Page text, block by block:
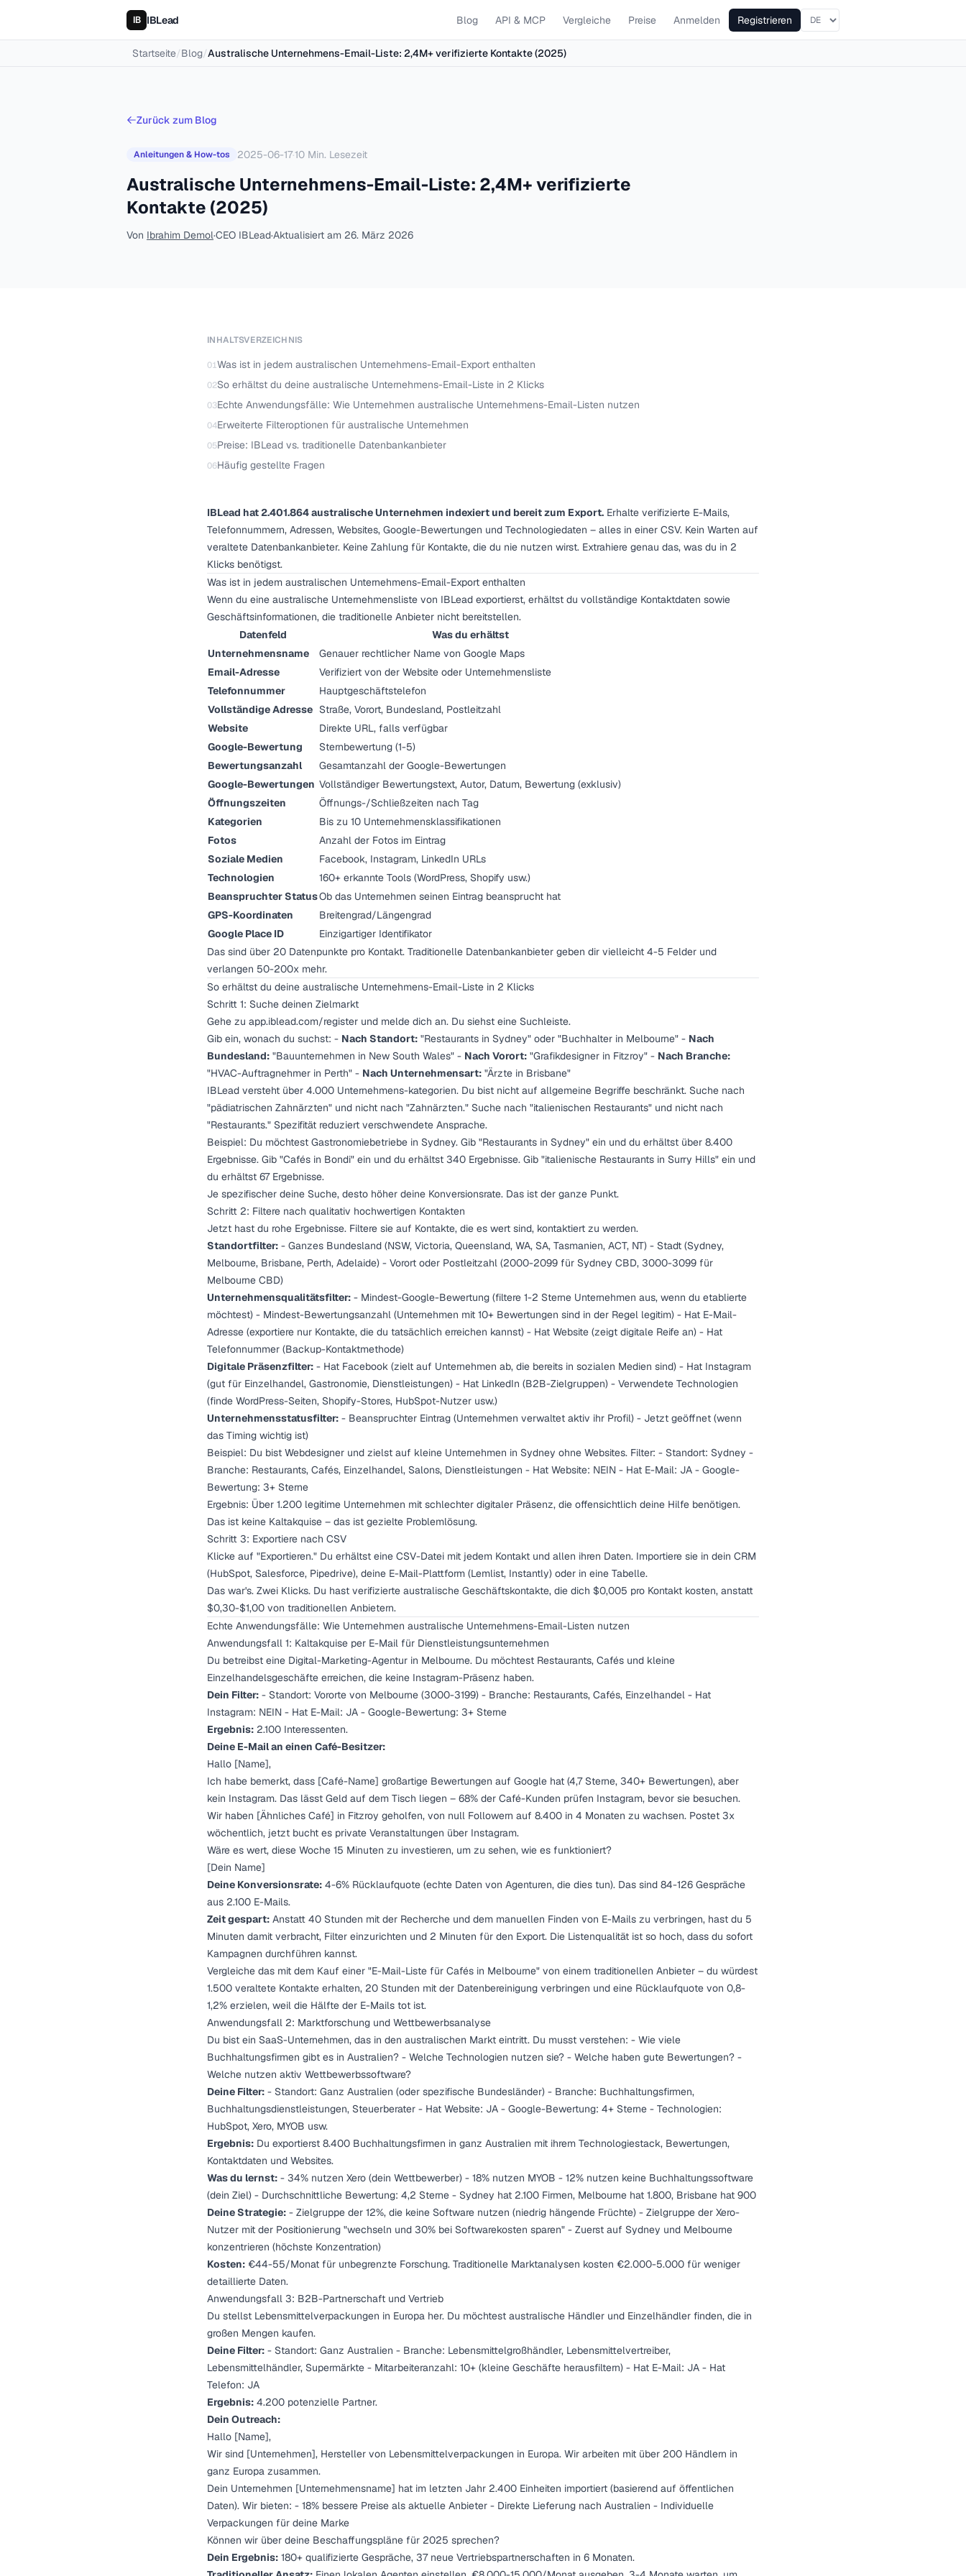
IBLead Blog API & MCP Vergleiche Preise Anmelden Registrieren
Startseite/Blog/Australische Unternehmens-Email-Liste: 2,4M+ verifizierte Kontakte (2025)
Zurück zum Blog
Anleitungen & How-tos 2025-06-17·10 Min. Lesezeit
Australische Unternehmens-Email-Liste: 2,4M+ verifizierte
Kontakte (2025)
Von Ibrahim Demol·CEO IBLead·Aktualisiert am 26. März 2026
INHALTSVERZEICHNIS
01Was ist in jedem australischen Unternehmens-Email-Export enthalten
02So erhältst du deine australische Unternehmens-Email-Liste in 2 Klicks
03Echte Anwendungsfälle: Wie Unternehmen australische Unternehmens-Email-Listen nutzen
04Erweiterte Filteroptionen für australische Unternehmen
05Preise: IBLead vs. traditionelle Datenbankanbieter
06Häufig gestellte Fragen
IBLead hat 2.401.864 australische Unternehmen indexiert und bereit zum Export. Erhalte verifizierte E-Mails,
Telefonnummern, Adressen, Websites, Google-Bewertungen und Technologiedaten – alles in einer CSV. Kein Warten auf
veraltete Datenbankanbieter. Keine Zahlung für Kontakte, die du nie nutzen wirst. Extrahiere genau das, was du in 2
Klicks benötigst.
Was ist in jedem australischen Unternehmens-Email-Export enthalten
Wenn du eine australische Unternehmensliste von IBLead exportierst, erhältst du vollständige Kontaktdaten sowie
Geschäftsinformationen, die traditionelle Anbieter nicht bereitstellen.
Datenfeld
Was du erhältst
Unternehmensname
Genauer rechtlicher Name von Google Maps
Email-Adresse
Verifiziert von der Website oder Unternehmensliste
Telefonnummer
Hauptgeschäftstelefon
Vollständige Adresse Straße, Vorort, Bundesland, Postleitzahl
Website
Direkte URL, falls verfügbar
Google-Bewertung
Sternbewertung (1-5)
Bewertungsanzahl
Gesamtanzahl der Google-Bewertungen
Google-Bewertungen Vollständiger Bewertungstext, Autor, Datum, Bewertung (exklusiv)
Öffnungszeiten
Öffnungs-/Schließzeiten nach Tag
Kategorien
Bis zu 10 Unternehmensklassifikationen
Fotos
Anzahl der Fotos im Eintrag
Soziale Medien
Facebook, Instagram, LinkedIn URLs
Technologien
160+ erkannte Tools (WordPress, Shopify usw.)
Beanspruchter StatusOb das Unternehmen seinen Eintrag beansprucht hat
GPS-Koordinaten
Breitengrad/Längengrad
Google Place ID
Einzigartiger Identifikator
Das sind über 20 Datenpunkte pro Kontakt. Traditionelle Datenbankanbieter geben dir vielleicht 4-5 Felder und
verlangen 50-200x mehr.
So erhältst du deine australische Unternehmens-Email-Liste in 2 Klicks
Schritt 1: Suche deinen Zielmarkt
Gehe zu app.iblead.com/register und melde dich an. Du siehst eine Suchleiste.
Gib ein, wonach du suchst: - Nach Standort: "Restaurants in Sydney" oder "Buchhalter in Melbourne" - Nach
Bundesland: "Bauunternehmen in New South Wales" - Nach Vorort: "Grafikdesigner in Fitzroy" - Nach Branche:
"HVAC-Auftragnehmer in Perth" - Nach Unternehmensart: "Ärzte in Brisbane"
IBLead versteht über 4.000 Unternehmens-kategorien. Du bist nicht auf allgemeine Begriffe beschränkt. Suche nach
"pädiatrischen Zahnärzten" und nicht nach "Zahnärzten." Suche nach "italienischen Restaurants" und nicht nach
"Restaurants." Spezifität reduziert verschwendete Ansprache.
Beispiel: Du möchtest Gastronomiebetriebe in Sydney. Gib "Restaurants in Sydney" ein und du erhältst über 8.400
Ergebnisse. Gib "Cafés in Bondi" ein und du erhältst 340 Ergebnisse. Gib "italienische Restaurants in Surry Hills" ein und
du erhältst 67 Ergebnisse.
Je spezifischer deine Suche, desto höher deine Konversionsrate. Das ist der ganze Punkt.
Schritt 2: Filtere nach qualitativ hochwertigen Kontakten
Jetzt hast du rohe Ergebnisse. Filtere sie auf Kontakte, die es wert sind, kontaktiert zu werden.
Standortfilter: - Ganzes Bundesland (NSW, Victoria, Queensland, WA, SA, Tasmanien, ACT, NT) - Stadt (Sydney,
Melbourne, Brisbane, Perth, Adelaide) - Vorort oder Postleitzahl (2000-2099 für Sydney CBD, 3000-3099 für
Melbourne CBD)
Unternehmensqualitätsfilter: - Mindest-Google-Bewertung (filtere 1-2 Sterne Unternehmen aus, wenn du etablierte
möchtest) - Mindest-Bewertungsanzahl (Unternehmen mit 10+ Bewertungen sind in der Regel legitim) - Hat E-Mail-
Adresse (exportiere nur Kontakte, die du tatsächlich erreichen kannst) - Hat Website (zeigt digitale Reife an) - Hat
Telefonnummer (Backup-Kontaktmethode)
Digitale Präsenzfilter: - Hat Facebook (zielt auf Unternehmen ab, die bereits in sozialen Medien sind) - Hat Instagram
(gut für Einzelhandel, Gastronomie, Dienstleistungen) - Hat LinkedIn (B2B-Zielgruppen) - Verwendete Technologien
(finde WordPress-Seiten, Shopify-Stores, HubSpot-Nutzer usw.)
Unternehmensstatusfilter: - Beanspruchter Eintrag (Unternehmen verwaltet aktiv ihr Profil) - Jetzt geöffnet (wenn
das Timing wichtig ist)
Beispiel: Du bist Webdesigner und zielst auf kleine Unternehmen in Sydney ohne Websites. Filter: - Standort: Sydney -
Branche: Restaurants, Cafés, Einzelhandel, Salons, Dienstleistungen - Hat Website: NEIN - Hat E-Mail: JA - Google-
Bewertung: 3+ Sterne
Ergebnis: Über 1.200 legitime Unternehmen mit schlechter digitaler Präsenz, die offensichtlich deine Hilfe benötigen.
Das ist keine Kaltakquise – das ist gezielte Problemlösung.
Schritt 3: Exportiere nach CSV
Klicke auf "Exportieren." Du erhältst eine CSV-Datei mit jedem Kontakt und allen ihren Daten. Importiere sie in dein CRM
(HubSpot, Salesforce, Pipedrive), deine E-Mail-Plattform (Lemlist, Instantly) oder in eine Tabelle.
Das war's. Zwei Klicks. Du hast verifizierte australische Geschäftskontakte, die dich $0,005 pro Kontakt kosten, anstatt
$0,30-$1,00 von traditionellen Anbietern.
Echte Anwendungsfälle: Wie Unternehmen australische Unternehmens-Email-Listen nutzen
Anwendungsfall 1: Kaltakquise per E-Mail für Dienstleistungsunternehmen
Du betreibst eine Digital-Marketing-Agentur in Melbourne. Du möchtest Restaurants, Cafés und kleine
Einzelhandelsgeschäfte erreichen, die keine Instagram-Präsenz haben.
Dein Filter: - Standort: Vororte von Melbourne (3000-3199) - Branche: Restaurants, Cafés, Einzelhandel - Hat
Instagram: NEIN - Hat E-Mail: JA - Google-Bewertung: 3+ Sterne
Ergebnis: 2.100 Interessenten.
Deine E-Mail an einen Café-Besitzer:
Hallo [Name],
Ich habe bemerkt, dass [Café-Name] großartige Bewertungen auf Google hat (4,7 Sterne, 340+ Bewertungen), aber
kein Instagram. Das lässt Geld auf dem Tisch liegen – 68% der Café-Kunden prüfen Instagram, bevor sie besuchen.
Wir haben [Ähnliches Café] in Fitzroy geholfen, von null Followern auf 8.400 in 4 Monaten zu wachsen. Postet 3x
wöchentlich, jetzt bucht es private Veranstaltungen über Instagram.
Wäre es wert, diese Woche 15 Minuten zu investieren, um zu sehen, wie es funktioniert?
[Dein Name]
Deine Konversionsrate: 4-6% Rücklaufquote (echte Daten von Agenturen, die dies tun). Das sind 84-126 Gespräche
aus 2.100 E-Mails.
Zeit gespart: Anstatt 40 Stunden mit der Recherche und dem manuellen Finden von E-Mails zu verbringen, hast du 5
Minuten damit verbracht, Filter einzurichten und 2 Minuten für den Export. Die Listenqualität ist so hoch, dass du sofort
Kampagnen durchführen kannst.
Vergleiche das mit dem Kauf einer "E-Mail-Liste für Cafés in Melbourne" von einem traditionellen Anbieter – du würdest
1.500 veraltete Kontakte erhalten, 20 Stunden mit der Datenbereinigung verbringen und eine Rücklaufquote von 0,8-
1,2% erzielen, weil die Hälfte der E-Mails tot ist.
Anwendungsfall 2: Marktforschung und Wettbewerbsanalyse
Du bist ein SaaS-Unternehmen, das in den australischen Markt eintritt. Du musst verstehen: - Wie viele
Buchhaltungsfirmen gibt es in Australien? - Welche Technologien nutzen sie? - Welche haben gute Bewertungen? -
Welche nutzen aktiv Wettbewerbssoftware?
Deine Filter: - Standort: Ganz Australien (oder spezifische Bundesländer) - Branche: Buchhaltungsfirmen,
Buchhaltungsdienstleistungen, Steuerberater - Hat Website: JA - Google-Bewertung: 4+ Sterne - Technologien:
HubSpot, Xero, MYOB usw.
Ergebnis: Du exportierst 8.400 Buchhaltungsfirmen in ganz Australien mit ihrem Technologiestack, Bewertungen,
Kontaktdaten und Websites.
Was du lernst: - 34% nutzen Xero (dein Wettbewerber) - 18% nutzen MYOB - 12% nutzen keine Buchhaltungssoftware
(dein Ziel) - Durchschnittliche Bewertung: 4,2 Sterne - Sydney hat 2.100 Firmen, Melbourne hat 1.800, Brisbane hat 900
Deine Strategie: - Zielgruppe der 12%, die keine Software nutzen (niedrig hängende Früchte) - Zielgruppe der Xero-
Nutzer mit der Positionierung "wechseln und 30% bei Softwarekosten sparen" - Zuerst auf Sydney und Melbourne
konzentrieren (höchste Konzentration)
Kosten: €44-55/Monat für unbegrenzte Forschung. Traditionelle Marktanalysen kosten €2.000-5.000 für weniger
detaillierte Daten.
Anwendungsfall 3: B2B-Partnerschaft und Vertrieb
Du stellst Lebensmittelverpackungen in Europa her. Du möchtest australische Händler und Einzelhändler finden, die in
großen Mengen kaufen.
Deine Filter: - Standort: Ganz Australien - Branche: Lebensmittelgroßhändler, Lebensmittelvertreiber,
Lebensmittelhändler, Supermärkte - Mitarbeiteranzahl: 10+ (kleine Geschäfte herausfiltern) - Hat E-Mail: JA - Hat
Telefon: JA
Ergebnis: 4.200 potenzielle Partner.
Dein Outreach:
Hallo [Name],
Wir sind [Unternehmen], Hersteller von Lebensmittelverpackungen in Europa. Wir arbeiten mit über 200 Händlern in
ganz Europa zusammen.
Dein Unternehmen [Unternehmensname] hat im letzten Jahr 2.400 Einheiten importiert (basierend auf öffentlichen
Daten). Wir bieten: - 18% bessere Preise als aktuelle Anbieter - Direkte Lieferung nach Australien - Individuelle
Verpackungen für deine Marke
Können wir über deine Beschaffungspläne für 2025 sprechen?
Dein Ergebnis: 180+ qualifizierte Gespräche, 37 neue Vertriebspartnerschaften in 6 Monaten.